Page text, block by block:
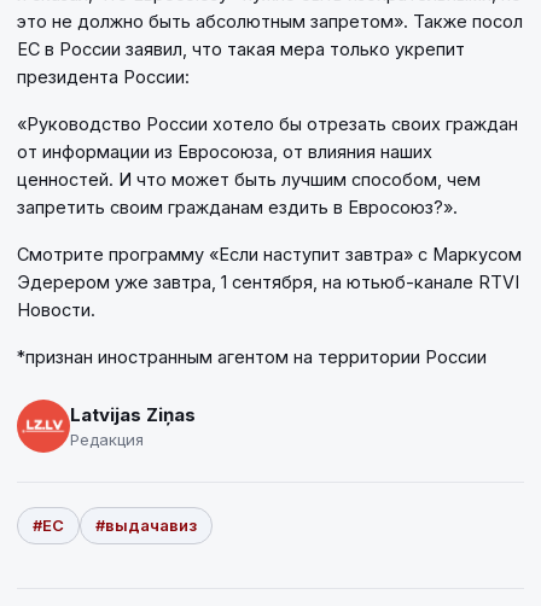
это не должно быть абсолютным запретом». Также посол
ЕС в России заявил, что такая мера только укрепит
президента России:
«Руководство России хотело бы отрезать своих граждан
от информации из Евросоюза, от влияния наших
ценностей. И что может быть лучшим способом, чем
запретить своим гражданам ездить в Евросоюз?».
Смотрите программу «Если наступит завтра» с Маркусом
Эдерером уже завтра, 1 сентября, на ютьюб-канале RTVI
Новости.
*признан иностранным агентом на территории России
Latvijas Ziņas
Редакция
#ЕС #выдачавиз